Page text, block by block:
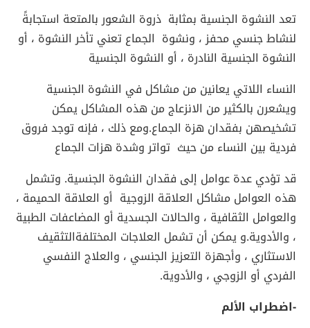
تعد النشوة الجنسية بمثابة ذروة الشعور بالمتعة استجابةً
لنشاط جنسي محفز ، ونشوة الجماع تعني تأخر النشوة ، أو
النشوة الجنسية النادرة ، أو النشوة الجنسية
النساء اللاتي يعانين من مشاكل في النشوة الجنسية
ويشعرن بالكثير من الانزعاج من هذه المشاكل يمكن
تشخيصهن بفقدان هزة الجماع.ومع ذلك ، فإنه توجد فروق
فردية بين النساء من حيث تواتر وشدة هزات الجماع
قد تؤدي عدة عوامل إلى فقدان النشوة الجنسية. وتشمل
هذه العوامل مشاكل العلاقة الزوجية أو العلاقة الحميمة ،
والعوامل الثقافية ، والحالات الجسدية أو المضاعفات الطبية
، والأدوية.و يمكن أن تشمل العلاجات المختلفةالتثقيف
الاستثاري ، وأجهزة التعزيز الجنسي ، والعلاج النفسي
الفردي أو الزوجي ، والأدوية.
-اضطراب الألم